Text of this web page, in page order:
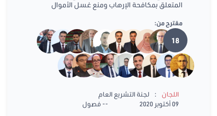
المتعلق بمكافحة الإرهاب ومنع غسل الأموال
مقترح من:
18
اللجان :
لجنة التشريع العام
09 أكتوبر 2020
-- فصول